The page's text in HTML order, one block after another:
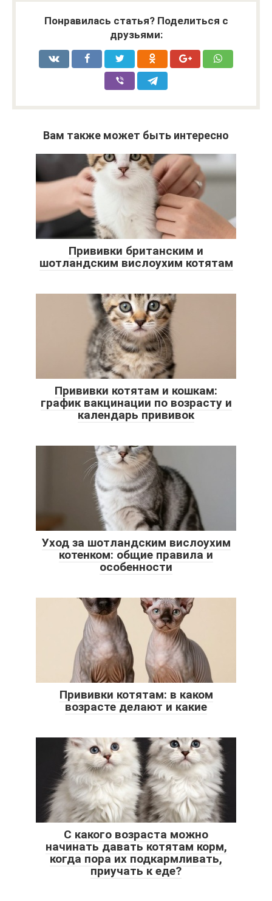
Понравилась статья? Поделиться с
друзьями:
Вам также может быть интересно
Прививки британским и
шотландским вислоухим котятам
Прививки котятам и кошкам:
график вакцинации по возрасту и
календарь прививок
Уход за шотландским вислоухим
котенком: общие правила и
особенности
Прививки котятам: в каком
возрасте делают и какие
С какого возраста можно
начинать давать котятам корм,
когда пора их подкармливать,
приучать к еде?